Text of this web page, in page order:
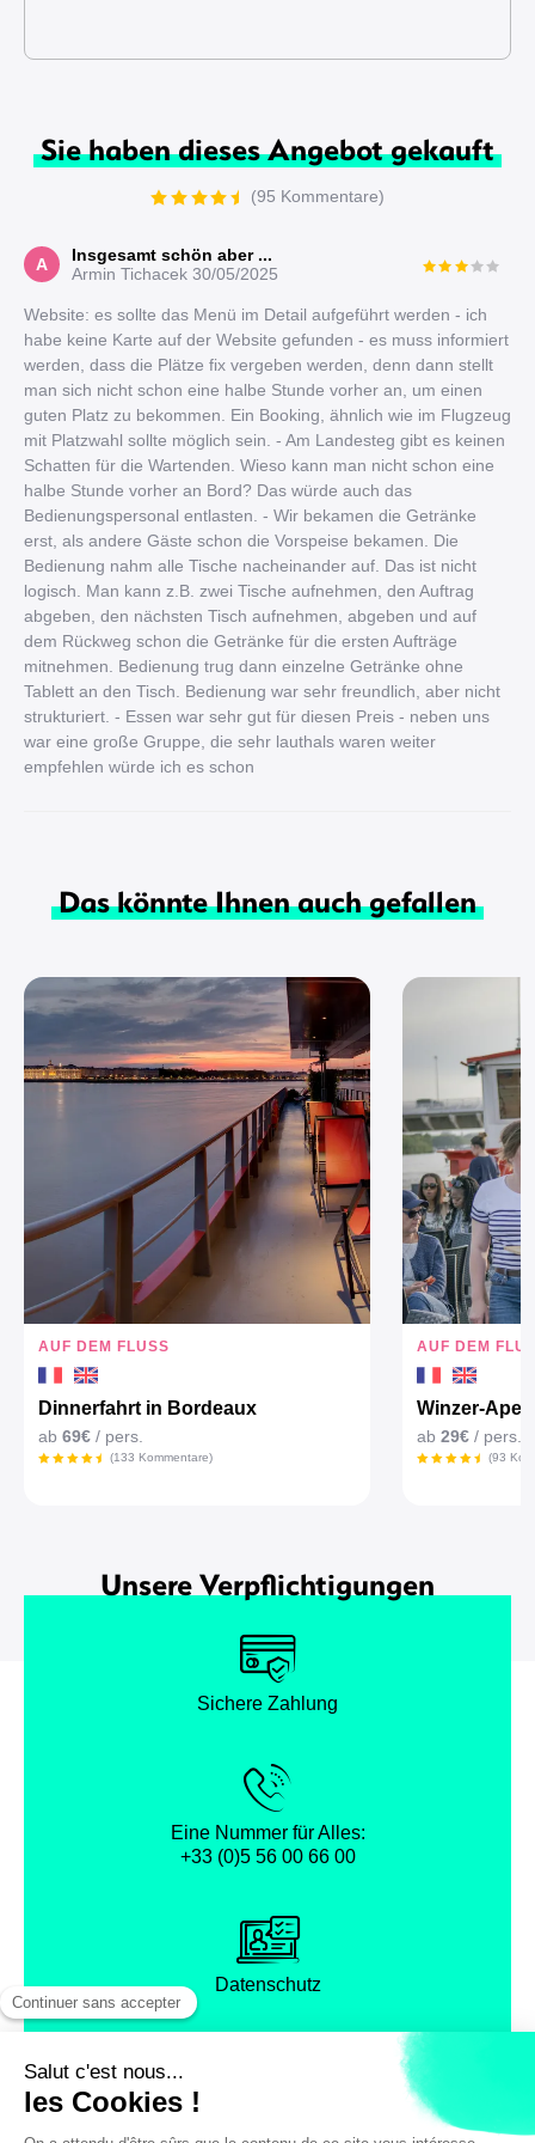
Sie haben dieses Angebot gekauft
(95 Kommentare)
A
Insgesamt schön aber ...
Armin Tichacek 30/05/2025
Website: es sollte das Menü im Detail aufgeführt werden - ich
habe keine Karte auf der Website gefunden - es muss informiert
werden, dass die Plätze fix vergeben werden, denn dann stellt
man sich nicht schon eine halbe Stunde vorher an, um einen
guten Platz zu bekommen. Ein Booking, ähnlich wie im Flugzeug
mit Platzwahl sollte möglich sein. - Am Landesteg gibt es keinen
Schatten für die Wartenden. Wieso kann man nicht schon eine
halbe Stunde vorher an Bord? Das würde auch das
Bedienungspersonal entlasten. - Wir bekamen die Getränke
erst, als andere Gäste schon die Vorspeise bekamen. Die
Bedienung nahm alle Tische nacheinander auf. Das ist nicht
logisch. Man kann z.B. zwei Tische aufnehmen, den Auftrag
abgeben, den nächsten Tisch aufnehmen, abgeben und auf
dem Rückweg schon die Getränke für die ersten Aufträge
mitnehmen. Bedienung trug dann einzelne Getränke ohne
Tablett an den Tisch. Bedienung war sehr freundlich, aber nicht
strukturiert. - Essen war sehr gut für diesen Preis - neben uns
war eine große Gruppe, die sehr lauthals waren weiter
empfehlen würde ich es schon
Das könnte Ihnen auch gefallen
AUF DEM FLUSS
Dinnerfahrt in Bordeaux
ab 69€ / pers.
(133 Kommentare)
AUF DEM
Winzer-
ab29€ / pers.
(93
Unsere Verpflichtigungen
Sichere Zahlung
Eine Nummer für Alles:
+33 (0)5 56 00 66 00
Datenschutz